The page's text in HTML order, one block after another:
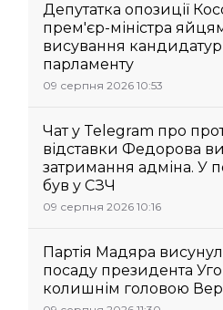
Депутатка опозиції
прем'єр-міністра
висування
парламенту
09 серпня 2026 10:53
Чат у Telegram про
відставки Федорова
затримання адміна. У
був у СЗЧ
09 серпня 2026 10:16
Партія Мадяра
посаду президента
колишнім головою